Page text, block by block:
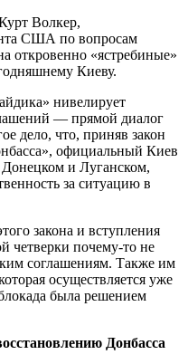
Волкер,
США по вопросам
откровенно «ястребиные»
Киеву.
нивелирует
— прямой диалог
дело, что, приняв закон
официальный Киев
и Луганском,
за ситуацию в
закона и вступления
четверки почему-то не
соглашениям. Также им
осуществляется уже
была решением
Донбасса